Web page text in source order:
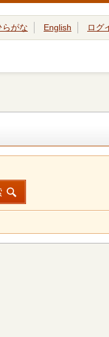
らがな English ログ